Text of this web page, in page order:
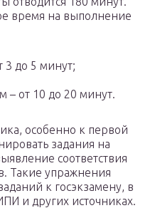
время на выполнение
3 до 5 минут;
– от 10 до 20 минут.
особенно к первой
задания на
соответствия
Такие упражнения
к госэкзамену, в
и других источниках.